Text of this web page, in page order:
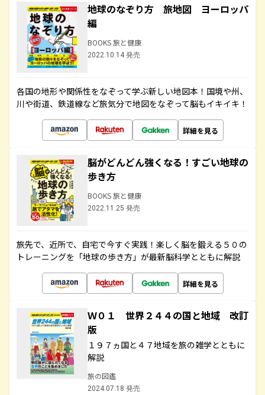
地球のなぞり方 旅地図 ヨーロッパ
編
BOOKS 旅と健康
2022.10.14 発売
各国の地形や関係性をなぞって学ぶ新しい地図本！国境や州、
川や街道、鉄道線など旅気分で地図をなぞって脳もイキイキ！
詳細を見る
脳がどんどん強くなる！すごい地球の
歩き方
BOOKS 旅と健康
2022.11.25 発売
旅先で、近所で、自宅で今すぐ実践！楽しく脳を鍛える５０の
トレーニングを「地球の歩き方」が最新脳科学とともに解説
詳細を見る
Ｗ０１ 世界２４４の国と地域 改訂
版
１９７ヵ国と４７地域を旅の雑学とともに
解説
旅の図鑑
2024.07.18 発売